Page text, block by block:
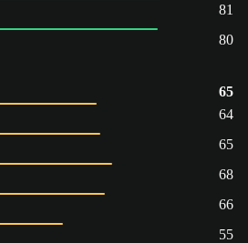
81
80
65
64
65
68
66
55